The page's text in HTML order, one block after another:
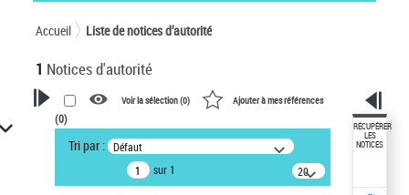
Accueil Liste de notices d’autorité
1 Notices d'autorité
VOTRE RECHERCHE
Recherche avancée dans les
notices d’autorité
Voir la sélection (0) Ajouter à mes références
(0)
Tri par : Défaut
sur 1
20
résultats/page
RÉCUPÉRER
LES
NOTICES